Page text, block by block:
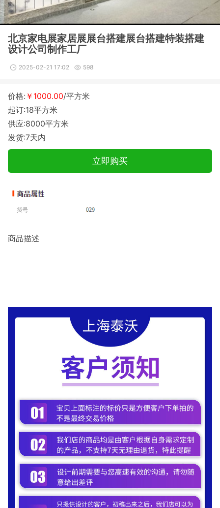
北京家电展家居展展台搭建展台搭建特装搭建
设计公司制作工厂
2025-02-21 17:02 598
价格: ￥1000.00/平方米
起订:18平方米
供应:8000平方米
发货:7天内
立即购买
商品描述